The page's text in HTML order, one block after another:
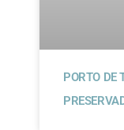
PORTO DE